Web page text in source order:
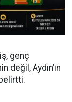
genç
değil, Aydın’ın